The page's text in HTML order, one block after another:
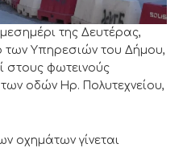
της Δευτέρας,
των Υπηρεσιών του Δήμου,
στους φωτεινούς
οδών Ηρ. Πολυτεχνείου,
οχημάτων γίνεται